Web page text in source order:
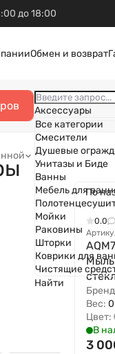
до 18:00
Обмен и возврат
Аксессуары
Все категории
Смесители
Душевые
Унитазы и Биде
Ванны
Мебель для
Мойки
Раковины
Шторки
Коврики для
Чистящие
Найти
По
0.0
Вес:
Цвет:
В
3